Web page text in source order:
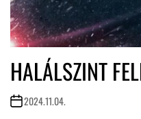
HALÁLSZINT
2024.11.04.